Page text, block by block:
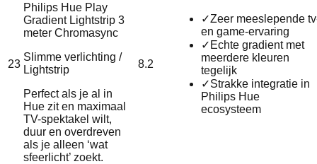
23
Philips Hue Play
Gradient Lightstrip 3
meter Chromasync
Slimme verlichting /
Lightstrip
Perfect als je al in
Hue zit en maximaal
TV-spektakel wilt,
duur en overdreven
als je alleen ‘wat
sfeerlicht’ zoekt.
8.2
✓Zeer meeslepende
en game-ervaring
✓ Echte gradient met
meerdere kleuren
tegelijk
✓Strakke integratie in
Philips Hue
ecosysteem